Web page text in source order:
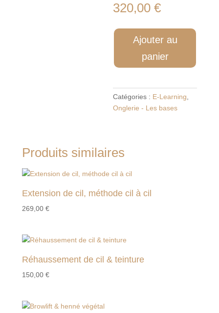
320,00€
quantité
les
Ajouter au
panier
Catégories : E-Learning
Onglerie - Les bases
Produits similaires
Extension de cil, méthode cil à cil
269,00 €
Réhaussement de cil & teinture
150,00 €